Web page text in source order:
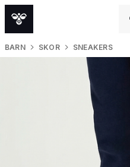
BARN SKOR SNEAKERS